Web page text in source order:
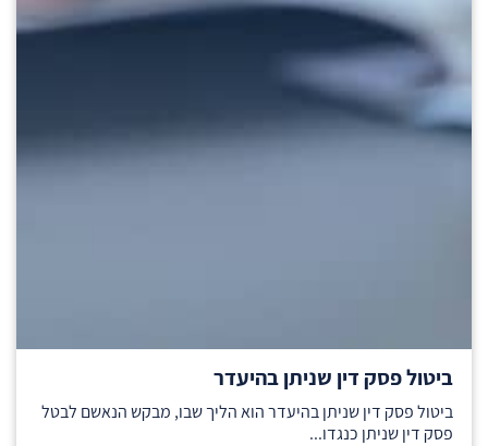
ביטול פסק דין שניתן בהיעדר
ביטול פסק דין שניתן בהיעדר הוא הליך שבו, מבקש הנאשם לבטל
פסק דין שניתן כנגדו...